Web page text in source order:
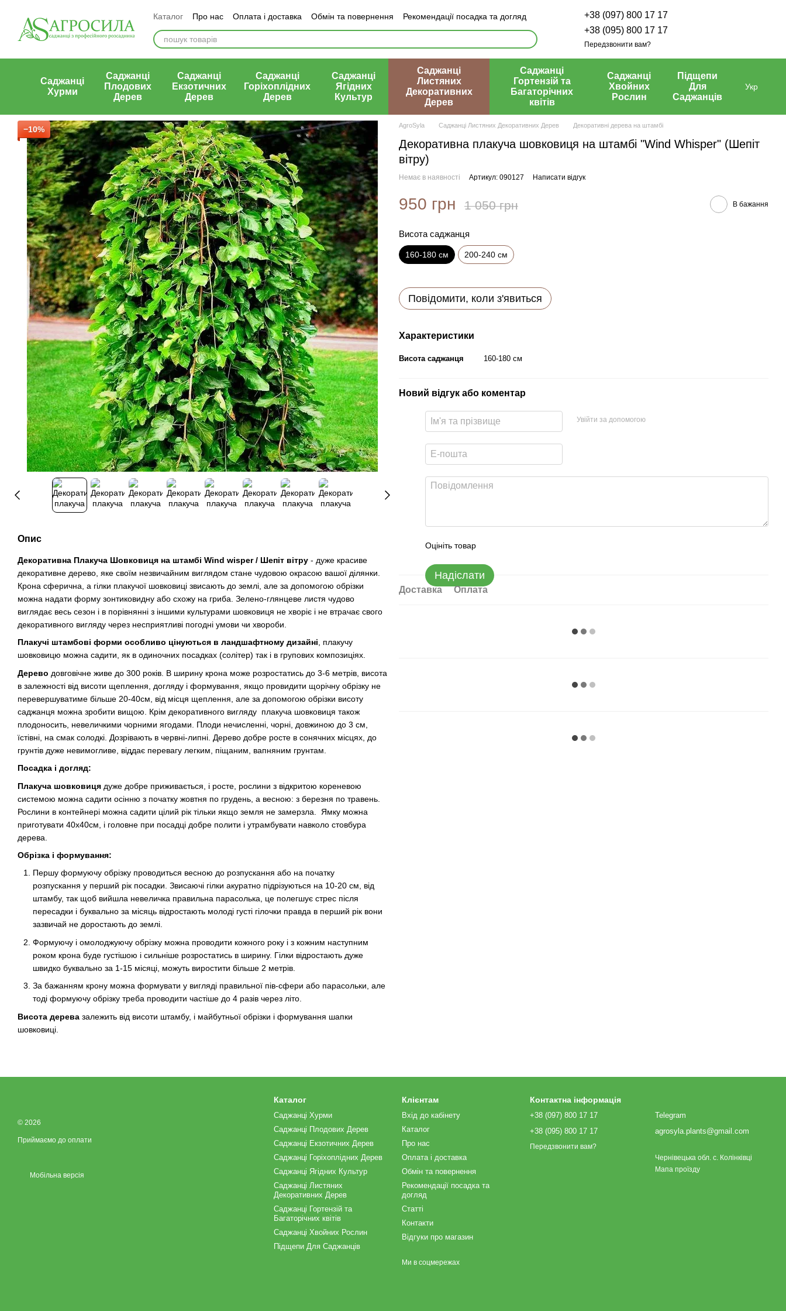
Каталог Про нас Оплата і доставка Обмін та повернення
Рекомендації посадка та догляд
Статті
Контакти Відгуки про магазин
+38 (097) 800 17 17
+38 (095) 800 17 17
Передзвонити вам?
Саджанці
Хурми
Саджанці
Плодових
Дерев
Саджанці
Екзотичних
Дерев
Саджанці
Горіхоплідних
Дерев
Саджанці
Ягідних
Культур
Саджанці
Листяних
Декоративних
Дерев
Саджанці
Гортензій та
Багаторічних
квітів
Саджанці
Хвойних
Рослин
Підщепи
Для
Саджанців
Укр
−10%
Опис
Декоративна Плакуча Шовковиця на штамбі Wind wisper / Шепіт вітру - дуже красиве
декоративне дерево, яке своїм незвичайним виглядом стане чудовою окрасою вашої ділянки.
Крона сферична, а гілки плакучої шовковиці звисають до землі, але за допомогою обрізки
можна надати форму зонтиковидну або схожу на гриба. Зелено-глянцеве листя чудово
виглядає весь сезон і в порівнянні з іншими культурами шовковиця не хворіє і не втрачає свого
декоративного вигляду через несприятливі погодні умови чи хвороби.
Плакучі штамбові форми особливо цінуються в ландшафтному дизайні, плакучу
шовковицю можна садити, як в одиночних посадках (солітер) так і в групових композиціях.
Дерево довговічне живе до 300 років. В ширину крона може розростатись до 3-6 метрів, висота
в залежності від висоти щеплення, догляду і формування, якщо провидити щорічну обрізку не
перевершуватиме більше 20-40см, від місця щеплення, але за допомогою обрізки висоту
саджанця можна зробити вищою. Крім декоративного вигляду плакуча шовковиця також
плодоносить, невеличкими чорними ягодами. Плоди нечисленні, чорні, довжиною до 3 см,
їстівні, на смак солодкі. Дозрівають в червні-липні. Дерево добре росте в сонячних місцях, до
грунтів дуже невимогливе, віддає перевагу легким, піщаним, вапняним грунтам.
Посадка і догляд:
Плакуча шовковиця дуже добре приживається, і росте, рослини з відкритою кореневою
системою можна садити осінню з початку жовтня по грудень, а весною: з березня по травень.
Рослини в контейнері можна садити цілий рік тільки якщо земля не замерзла. Ямку можна
приготувати 40х40см, і головне при посадці добре полити і утрамбувати навколо стовбура
дерева.
Обрізка і формування:
Першу формуючу обрізку проводиться весною до розпускання або на початку
розпускання у перший рік посадки. Звисаючі гілки акуратно підрізуються на 10-20 см, від
штамбу, так щоб вийшла невеличка правильна парасолька, це полегшує стрес після
пересадки і буквально за місяць відростають молоді густі гілочки правда в перший рік вони
зазвичай не доростають до землі.
Формуючу і омолоджуючу обрізку можна проводити кожного року і з кожним наступним
роком крона буде густішою і сильніше розростатись в ширину. Гілки відростають дуже
швидко буквально за 1-15 місяці, можуть виростити більше 2 метрів.
За бажанням крону можна формувати у вигляді правильної пів-сфери або парасольки, але
тоді формуючу обрізку треба проводити частіше до 4 разів через літо.
Висота дерева залежить від висоти штамбу, і майбутньої обрізки і формування шапки
шовковиці.
AgroSyla Саджанці Листяних Декоративних Дерев Декоративні дерева на штамбі
Декоративна плакуча шовковиця на штамбі "Wind Whisper" (Шепіт
вітру)
Немає в наявності Артикул: 090127 Написати відгук
950 грн 1 050 грн В бажання
Висота саджанця
160-180 см 200-240 см
Повідомити, коли з'явиться
Характеристики
Висота саджанця 160-180 см
Новий відгук або коментар
Увійти за допомогою
Оцініть товар
Надіслати
Доставка Оплата
© 2026
Приймаємо до оплати
Мобільна версія
Каталог
Саджанці Хурми
Саджанці Плодових Дерев
Саджанці Екзотичних Дерев
Саджанці Горіхоплідних Дерев
Саджанці Ягідних Культур
Саджанці Листяних
Декоративних Дерев
Саджанці Гортензій та
Багаторічних квітів
Саджанці Хвойних Рослин
Підщепи Для Саджанців
Клієнтам
Вхід до кабінету
Каталог
Про нас
Оплата і доставка
Обмін та повернення
Рекомендації посадка та
догляд
Статті
Контакти
Відгуки про магазин
Ми в соцмережах
Контактна інформація
+38 (097) 800 17 17
+38 (095) 800 17 17
Передзвонити вам?
Telegram
agrosyla.plants@gmail.com
Чернівецька обл. с. Колінківці
Мапа проїзду